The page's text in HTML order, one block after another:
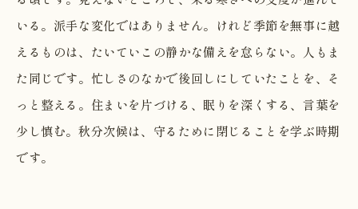
いる。派手な変化ではありません。けれど季節を無事に越
えるものは、たいていこの静かな備えを怠らない。人もま
た同じです。忙しさのなかで後回しにしていたことを、そ
っと整える。住まいを片づける、眠りを深くする、言葉を
少し慎む。秋分次候は、守るために閉じることを学ぶ時期
です。